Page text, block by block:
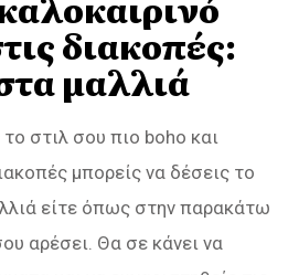
διακοπές:
μαλλιά
το στιλ σου πιο boho και
μπορείς να δέσεις το
είτε όπως στην παρακάτω
αρέσει. Θα σε κάνει να